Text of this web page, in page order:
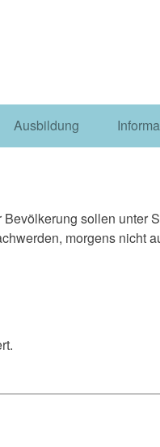
Ausbildung
sollen unter
morgens nicht